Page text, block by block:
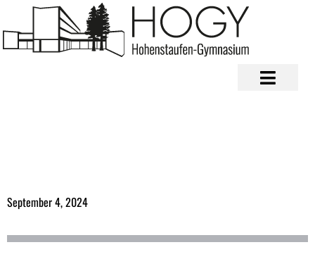
September 4, 2024